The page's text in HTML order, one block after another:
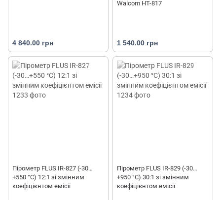
4 840.00 грн
Walcom HT-817
1 540.00 грн
Пірометр FLUS IR-827 (-30…
+550 °С) 12:1 зі змінним
коефіцієнтом емісії
Пірометр FLUS IR-829 (-30…
+950 °С) 30:1 зі змінним
коефіцієнтом емісії